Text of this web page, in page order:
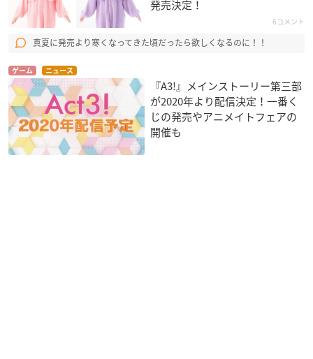
発売決定！
6コメント
真夏に発売より寒くなってきた頃だったら欲しくなるのに！！
ゲーム ニュース
『A3!』メインストーリー第三部
が2020年より配信決定！一番く
じの発売やアニメイトフェアの
開催も